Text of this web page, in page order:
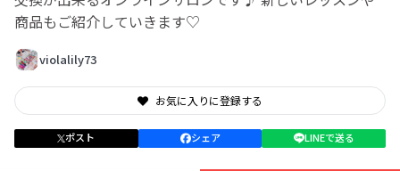
商品もご紹介していきます♡
violalily73
お気に入りに登録する
ポスト シェア LINEで送る